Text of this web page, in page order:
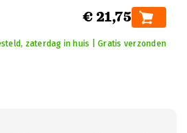
€ 21,75
zaterdag in huis | Gratis verzonden